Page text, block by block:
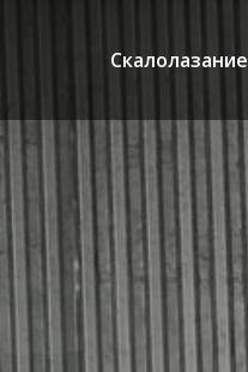
Скалолазание